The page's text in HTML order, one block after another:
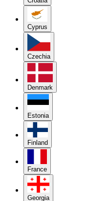
Cyprus
Czechia
Denmark
Estonia
Finland
France
Georgia